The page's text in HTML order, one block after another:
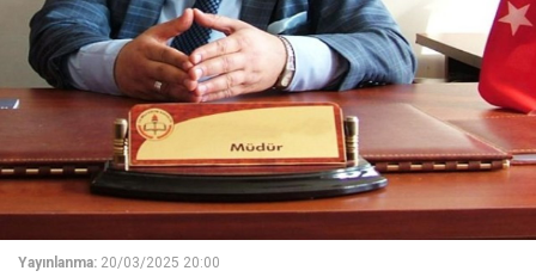
Yayınlanma: 20/03/2025 20:00